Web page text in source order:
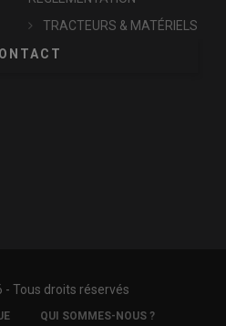
TRACTEURS & MATÉRIELS
- Tous droits réservés
QUI SOMMES-NOUS ?